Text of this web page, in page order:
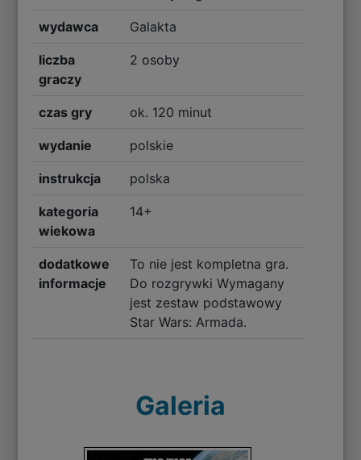
wydawca Galakta
liczba
graczy
2 osoby
czas gry ok. 120 minut
wydanie polskie
instrukcja polska
kategoria
wiekowa
14+
dodatkowe
informacje
To nie jest kompletna gra.
Do rozgrywki Wymagany
jest zestaw podstawowy
Star Wars: Armada.
Galeria